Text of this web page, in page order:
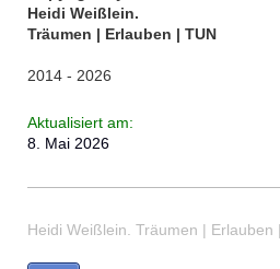
Heidi Weißlein.
Träumen | Erlauben | TUN
2014 - 2026
Aktualisiert am:
8. Mai 2026
Heidi Weißlein. Träumen | Erlauben